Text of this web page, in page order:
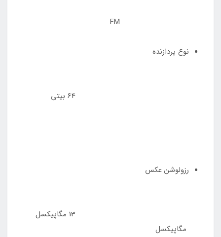
نوع پردازنده
64 بیتی
رزولوشن عکس
13 مگاپیکسل
مگاپیکسل